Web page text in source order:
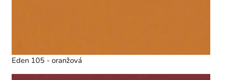
Eden 105 - oranžová